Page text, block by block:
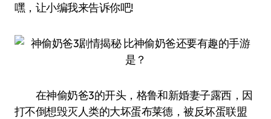
嘿，让小编我来告诉你吧!
在神偷奶爸3的开头，格鲁和新婚妻子露西，因
打不倒想毁灭人类的大坏蛋布莱德，被反坏蛋联盟